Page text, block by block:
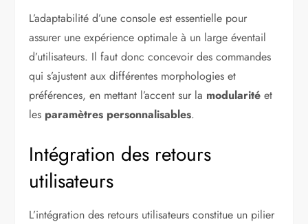
L’adaptabilité d’une console est essentielle pour
assurer une expérience optimale à un large éventail
d’utilisateurs. Il faut donc concevoir des commandes
qui s’ajustent aux différentes morphologies et
préférences, en mettant l’accent sur la modularité et
les paramètres personnalisables.
Intégration des retours
utilisateurs
L’intégration des retours utilisateurs constitue un pilier